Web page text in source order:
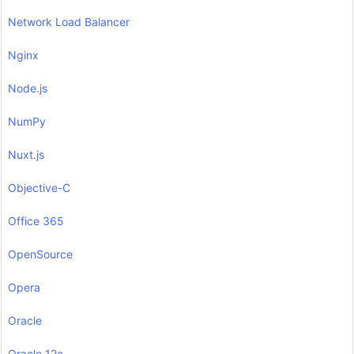
Network Load Balancer
Nginx
Node.js
NumPy
Nuxt.js
Objective-C
Office 365
OpenSource
Opera
Oracle